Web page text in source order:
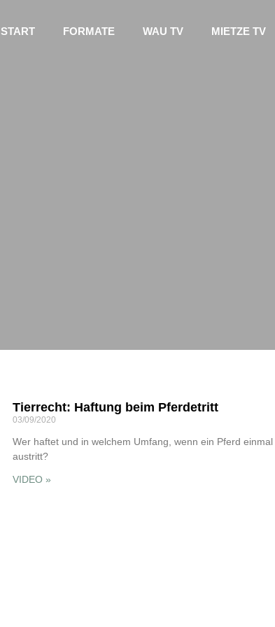
START FORMATE WAU TV MIETZE TV
Tierrecht: Haftung beim Pferdetritt
03/09/2020
Wer haftet und in welchem Umfang, wenn ein Pferd einmal
austritt?
VIDEO »